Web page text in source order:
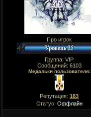
Про игрок
Группа: VIP
Сообщений: 6103
Медальки пользователя:
Репутация: 183
Статус: Оффлайн